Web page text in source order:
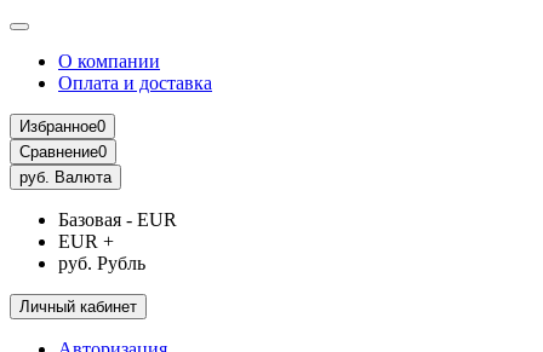
О компании
Оплата и доставка
Избранное0
Сравнение0
руб. Валюта
Базовая - EUR
EUR +
руб. Рубль
Личный кабинет